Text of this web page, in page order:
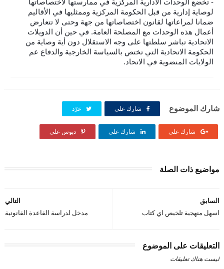
- تخضع الوحدات الادارية المركزية في ممارستها لاختصاصاتها
لوصاية إدارية من قبل الحكومة المركزية وممثليها في الأقاليم
ضمانا لمراعاتها لقانون اختصاصاتها من جهة وحتى لا تتعارض
أعمال هذه الوحدات مع المصلحة العامة. في حين أن الدويلات
الاتحادية تباشر سلطتها على وجه الاستقلال دون أية وصاية من
الحكومة الاتحادية التي تختص بالسياسة الخارجية والدفاع عم
الولايات المنضوية في الاتحاد.
شارك الموضوع شارك على غرّد
شارك على شارك على دبوس على
مواضيع ذات الصلة
التالي
مدخل لدراسة القاعدة القانونية
السابق
اسهل منهجية تلخيص اي كتاب
التعليقات على الموضوع
ليست هناك تعليقات